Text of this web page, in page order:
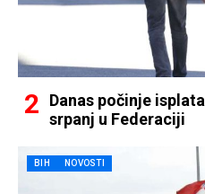
Danas počinje
srpanj u Federaciji
BIH NOVOSTI